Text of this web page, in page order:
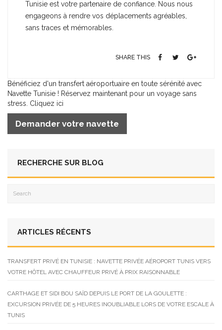
Tunisie est votre partenaire de confiance. Nous nous
engageons à rendre vos déplacements agréables,
sans traces et mémorables.
SHARE THIS
Bénéficiez d'un transfert aéroportuaire en toute sérénité avec
Navette Tunisie ! Réservez maintenant pour un voyage sans
stress. Cliquez ici
Demander votre navette
RECHERCHE SUR BLOG
ARTICLES RÉCENTS
TRANSFERT PRIVÉ EN TUNISIE : NAVETTE PRIVÉE AÉROPORT TUNIS VERS
VOTRE HÔTEL AVEC CHAUFFEUR PRIVÉ À PRIX RAISONNABLE
CARTHAGE ET SIDI BOU SAÏD DEPUIS LE PORT DE LA GOULETTE :
EXCURSION PRIVÉE DE 5 HEURES INOUBLIABLE LORS DE VOTRE ESCALE À
TUNIS